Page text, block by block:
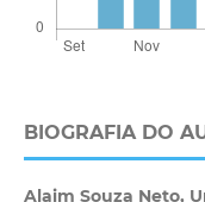
BIOGRAFIA DO
Alaim Souza Neto,